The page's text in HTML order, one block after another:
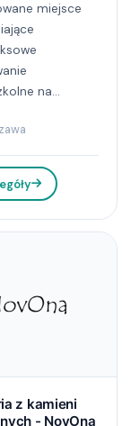
miejsce
na...
z kamieni
- NovOna